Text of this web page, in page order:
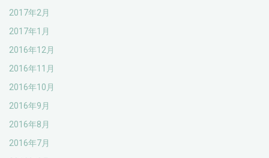
2017年2月
2017年1月
2016年12月
2016年11月
2016年10月
2016年9月
2016年8月
2016年7月